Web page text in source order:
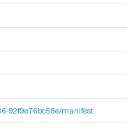
92f9e76bc58e/manifest